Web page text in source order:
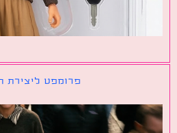
פרומפט ליצירת תמונה